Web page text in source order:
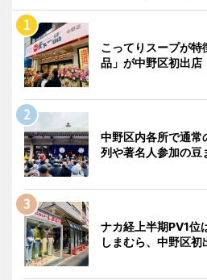
こってりスープが
品」が中野区初出
中野区内各所で通
列や著名人参加の豆
ナカ経上半期PV1位
しまむら、中野区初